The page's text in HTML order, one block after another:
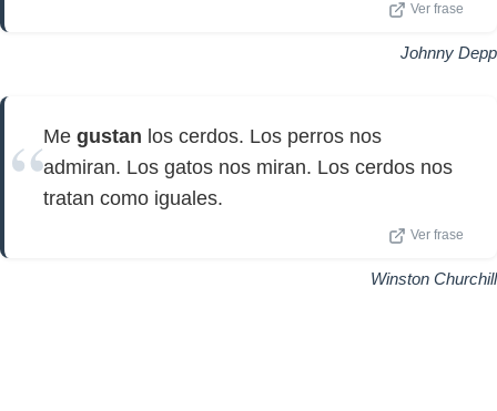
Ver frase
Johnny Depp
Me gustan los cerdos. Los perros nos
admiran. Los gatos nos miran. Los cerdos nos
tratan como iguales.
Ver frase
Winston Churchill